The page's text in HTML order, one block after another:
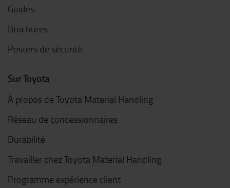
Guides
Brochures
Posters de sécurité
Sur Toyota
À propos de Toyota Material Handling
Réseau de concessionnaires
Durabilité
Travailler chez Toyota Material Handling
Programme expérience client